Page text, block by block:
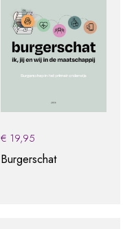
€ 19,95
Burgerschat